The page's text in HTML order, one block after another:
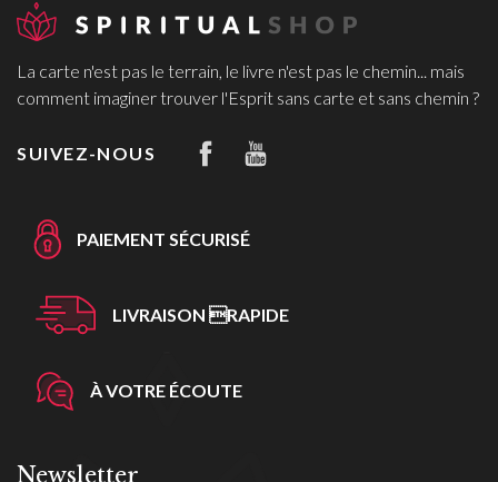
La carte n'est pas le terrain, le livre n'est pas le chemin... mais
comment imaginer trouver l'Esprit sans carte et sans chemin ?
SUIVEZ-NOUS
PAIEMENT SÉCURISÉ
LIVRAISON RAPIDE
À VOTRE ÉCOUTE
Newsletter